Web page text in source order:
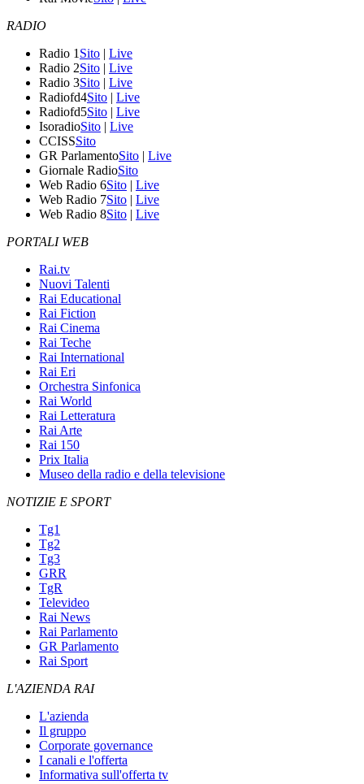
RADIO
Radio 1 Sito | Live
Radio 2Sito | Live
Radio 3Sito | Live
Radiofd4Sito | Live
Radiofd5Sito | Live
IsoradioSito | Live
CCISSSito
GR ParlamentoSito | Live
Giornale RadioSito
Web Radio 6Sito | Live
Web Radio 7Sito | Live
Web Radio 8Sito | Live
PORTALI WEB
Rai.tv
Nuovi Talenti
Rai Educational
Rai Fiction
Rai Cinema
Rai Teche
Rai International
Rai Eri
Orchestra Sinfonica
Rai World
Rai Letteratura
Rai Arte
Rai 150
Prix Italia
Museo della radio e della televisione
NOTIZIE E SPORT
Tg1
Tg2
Tg3
GRR
TgR
Televideo
Rai News
Rai Parlamento
GR Parlamento
Rai Sport
L'AZIENDA RAI
L'azienda
Il gruppo
Corporate governance
I canali e l'offerta
Informativa sull'offerta tv